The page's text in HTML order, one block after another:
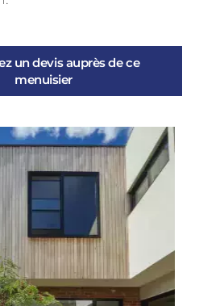
un devis auprès de ce
menuisier